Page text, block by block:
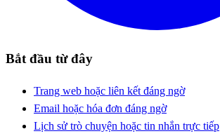
Bắt đầu từ đây
Trang web hoặc liên kết đáng ngờ
Email hoặc hóa đơn đáng ngờ
Lịch sử trò chuyện hoặc tin nhắn trực tiếp